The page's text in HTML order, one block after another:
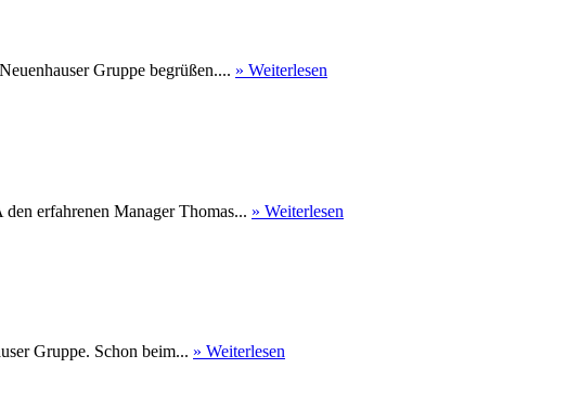
Gruppe begrüßen.... » Weiterlesen
erfahrenen Manager Thomas... » Weiterlesen
Gruppe. Schon beim... » Weiterlesen